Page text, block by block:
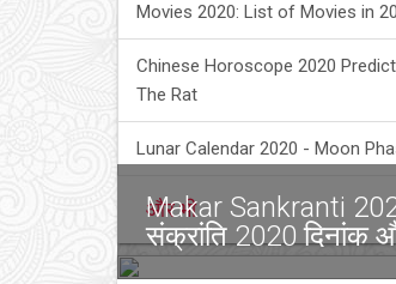
Movies 2020: List of Movies in
Chinese Horoscope 2020
The Rat
Lunar Calendar 2020 - Moon
और भी
Makar Sankranti
संक्रांति 2020 दिनांक